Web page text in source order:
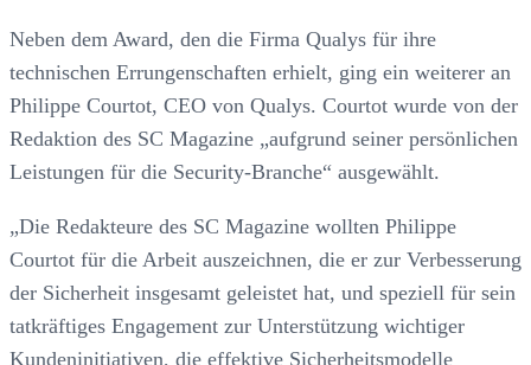
Neben dem Award, den die Firma Qualys für ihre
technischen Errungenschaften erhielt, ging ein weiterer an
Philippe Courtot, CEO von Qualys. Courtot wurde von der
Redaktion des SC Magazine „aufgrund seiner persönlichen
Leistungen für die Security-Branche“ ausgewählt.
„Die Redakteure des SC Magazine wollten Philippe
Courtot für die Arbeit auszeichnen, die er zur Verbesserung
der Sicherheit insgesamt geleistet hat, und speziell für sein
tatkräftiges Engagement zur Unterstützung wichtiger
Kundeninitiativen, die effektive Sicherheitsmodelle